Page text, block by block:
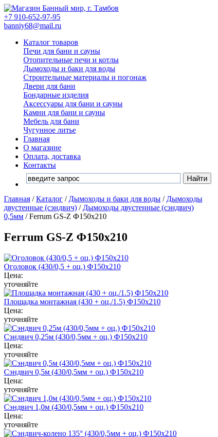
+7 910-652-97-95
banniy68@mail.ru
Каталог товаров
Печи для бани и сауны
Отопительные печи и котлы
Дымоходы и баки для воды
Строительные материалы и погонаж
Двери для бани
Бондарные изделия
Аксессуары для бани и сауны
Камни для бани и сауны
Мебель для бани
Чугунное литье
Главная
О магазине
Оплата, доставка
Контакты
Главная / Каталог / Дымоходы и баки для воды / Дымоходы
двустенные (сэндвич) / Дымоходы двустенные (сэндвич)
0,5мм /Ferrum GS-Z Ф150х210
Ferrum GS-Z Ф150х210
Оголовок (430/0,5 + оц.) Ф150х210
Цена:
уточняйте
Площадка монтажная (430 + оц./1.5) Ф150х210
Цена:
уточняйте
Сэндвич 0,25м (430/0,5мм + оц.) Ф150х210
Цена:
уточняйте
Сэндвич 0,5м (430/0,5мм + оц.) Ф150х210
Цена:
уточняйте
Сэндвич 1,0м (430/0,5мм + оц.) Ф150х210
Цена:
уточняйте